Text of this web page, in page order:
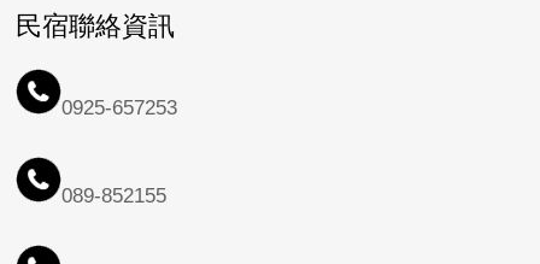
民宿聯絡資訊
0925-657253
089-852155